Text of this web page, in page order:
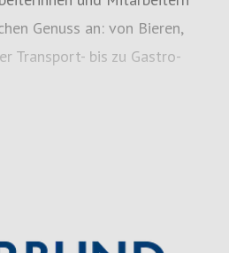
Genuss an: von Bieren,
Transport- bis zu Gastro-
hat jedes Verbunds-